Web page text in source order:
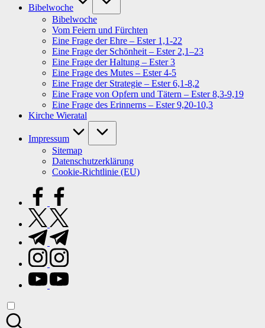
Bibelwoche
Bibelwoche
Vom Feiern und Fürchten
Eine Frage der Ehre – Ester 1,1-22
Eine Frage der Schönheit – Ester 2,1–23
Eine Frage der Haltung – Ester 3
Eine Frage des Mutes – Ester 4-5
Eine Frage der Strategie – Ester 6,1-8,2
Eine Frage von Opfern und Tätern – Ester 8,3-9,19
Eine Frage des Erinnerns – Ester 9,20-10,3
Kirche Wieratal
Impressum
Sitemap
Datenschutzerklärung
Cookie-Richtlinie (EU)
facebook.com
twitter.com
t.me
instagram.com
youtube.com